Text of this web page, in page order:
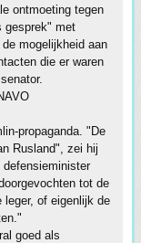
ontmoeting tegen
gesprek" met
mogelijkheid aan
die er waren
propaganda. "De
Rusland", zei hij
tot de
leger, of eigenlijk de
goed als